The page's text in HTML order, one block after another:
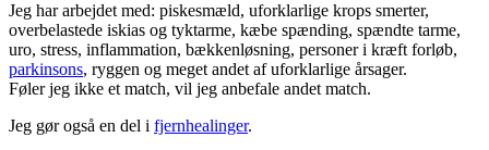
Jeg har arbejdet med: piskesmæld, uforklarlige krops smerter,
overbelastede iskias og tyktarme, kæbe spænding, spændte tarme,
uro, stress, inflammation, bækkenløsning, personer i kræft forløb,
parkinsons, ryggen og meget andet af uforklarlige årsager.
Føler jeg ikke et match, vil jeg anbefale andet match.
Jeg gør også en del i fjernhealinger.